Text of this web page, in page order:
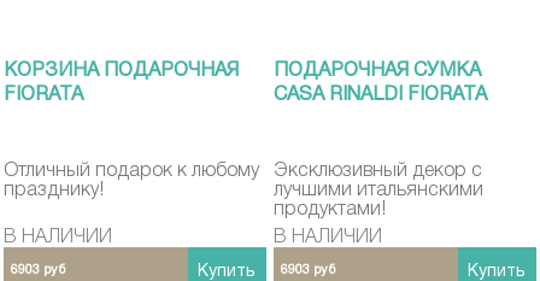
КОРЗИНА ПОДАРОЧНАЯ
FIORATA
Отличный подарок к любому
празднику!
В НАЛИЧИИ
6903 руб Купить
ПОДАРОЧНАЯ СУМКА
CASA RINALDI FIORATA
Эксклюзивный декор с
лучшими итальянскими
продуктами!
В НАЛИЧИИ
6903 руб Купить